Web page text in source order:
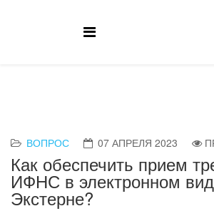
ВОПРОС 07 АПРЕЛЯ 2023
Как обеспечить прием
ИФНС в электронном
Экстерне?